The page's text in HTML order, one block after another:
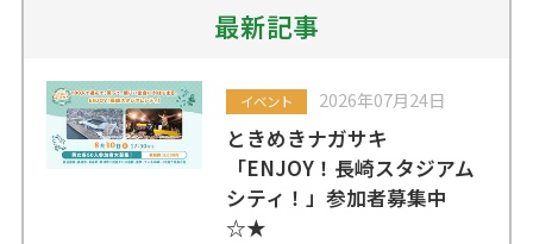
最新記事
イベント 2026年07月24日
ときめきナガサキ
「ENJOY！長崎スタジアム
シティ！」参加者募集中
☆★